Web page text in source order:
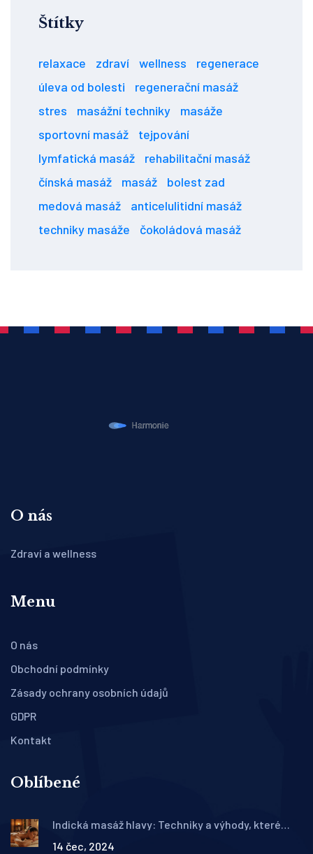
Štítky
relaxace zdraví wellness
regenerace
úleva od bolesti
regenerační masáž
stres
masážní techniky
masáže
sportovní masáž
tejpování
lymfatická masáž
rehabilitační masáž
čínská masáž
masáž
bolest zad
medová masáž
anticelulitidní masáž
techniky masáže
čokoládová masáž
O nás
Zdraví a wellness
Menu
O nás
Obchodní podmínky
Zásady ochrany osobních údajů
GDPR
Kontakt
Oblíbené
Indická masáž hlavy: Techniky a výhody, které
14 čec, 2024